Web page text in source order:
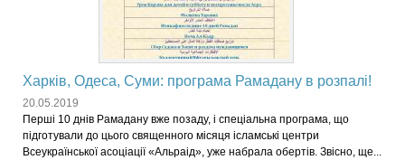
Харків, Одеса, Суми: програма Рамадану в розпалі!
20.05.2019
Перші 10 днів Рамадану вже позаду, і спеціальна програма, що
підготували до цього священного місяця ісламські центри
Всеукраїнської асоціації «Альраід», уже набрала обертів. Звісно, ще...